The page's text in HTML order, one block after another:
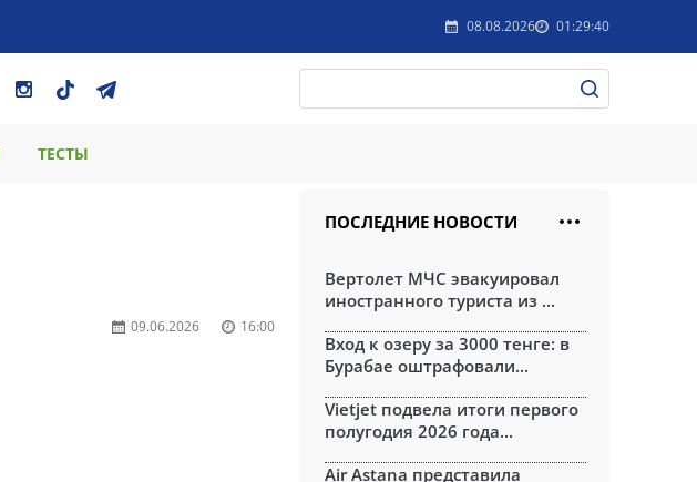
08.08.2026 01:29:40
ТЕСТЫ
09.06.2026 16:00
ПОСЛЕДНИЕ НОВОСТИ
Вертолет МЧС эвакуировал
иностранного туриста из ...
Вход к озеру за 3000 тенге: в
Бурабае оштрафовали...
Vietjet подвела итоги первого
полугодия 2026 года...
Air Astana представила